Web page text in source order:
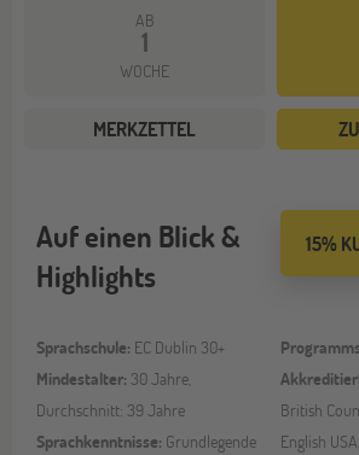
AB
1
WOCHE
MERKZETTEL
15%
Auf einen Blick &
Highlights
Sprachschule: EC Dublin 30+
Mindestalter: 30 Jahre,
Durchschnitt: 39 Jahre
Sprachkenntnisse: Grundlegende
British
English